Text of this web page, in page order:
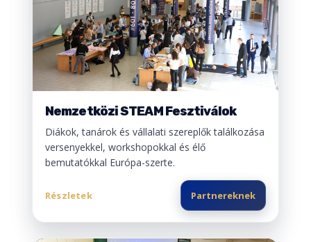
Nemzetközi STEAM Fesztiválok
Diákok, tanárok és vállalati szereplők találkozása
versenyekkel, workshopokkal és élő
bemutatókkal Európa-szerte.
Részletek Partnereknek